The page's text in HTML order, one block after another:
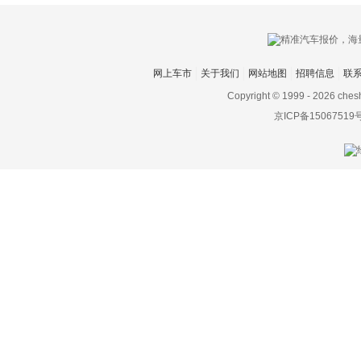
网上车市 关于我们 网站地图 招聘信息
联
Copyright © 1999 - 2026
京ICP备15067519